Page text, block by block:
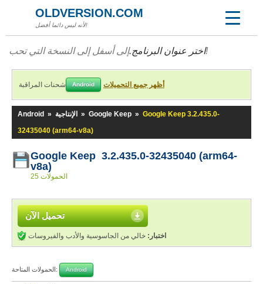
OLDVERSION.COM
لأنه ليس دائما أفضل!
اختر عنوان البرنامج.إلى أسفل إلى النسخة التي تحب!
شحنات المراقبة Android أظهر جميع التحميلات
Android » الإنتاجية » Google Keep » Google Keep 3.2.435.0-
32435040 (arm64-v8a)
Google Keep 3.2.435.0-32435040 (arm64-
v8a)
25 الحمولات
تحميل الآن
اختبار: خالي من الجاسوسية والأدب والفيروسات
الحمولات المتاحة: Android